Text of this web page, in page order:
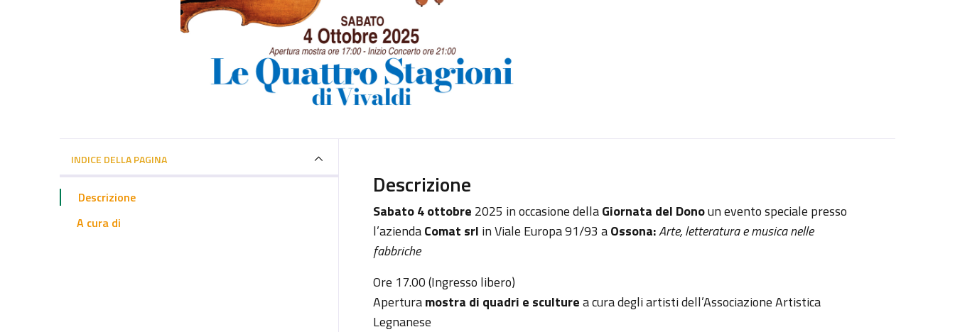
INDICE DELLA PAGINA
Descrizione
A cura di
Descrizione
Sabato 4 ottobre 2025 in occasione dellaGiornata del Donoun evento speciale presso
l’aziendaComat srl in Viale Europa 91/93 aOssona:Arte, letteratura e musica nelle
fabbriche
Ore 17.00 (Ingresso libero)
Aperturamostra di quadri e sculturea cura degli artisti dell’Associazione Artistica
Legnanese